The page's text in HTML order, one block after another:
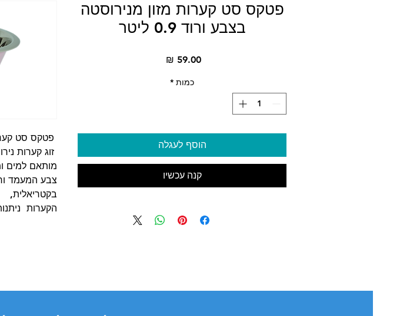
פטקס סט קערות
זוג קערות
מותאם למים
בקטריאלית,
הקערות
פטקס סט קערות מזון מנירוסטה
בצבע ורוד 0.9 ליטר
כמות *
הוסף לעגלה
קנה עכשיו